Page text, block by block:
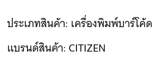
ประเภทสินค้า: เครื่องพิมพ์บาร์โค้ด
แบรนด์สินค้า: CITIZEN